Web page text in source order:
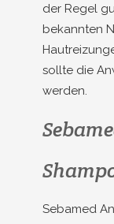
der Regel
bekannten
sollte die
werden.
Sebamed